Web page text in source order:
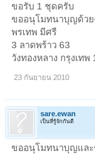
ขอรับ 1 ชุดครับ
ขออนุโมทนาบุญด้ว
พรเทพ มีศรี
3 ลาดพร้าว 63
วังทองหลาง กรุงเทพ
23 กันยายน 2010
sare.ewan
เป็นที่รู้จักกันดี
ขออนุโมทนาบุญและ